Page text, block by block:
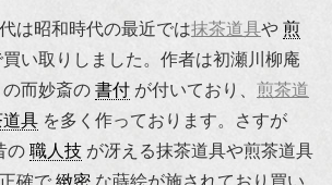
は昭和時代の最近では抹茶道具や 煎
い取りしました。作者は初瀬川柳庵
而妙斎の 書付 が付いており、 煎茶道
道具 を多く作っております。さすが
の 職人技 が冴える抹茶道具や煎茶道具
確で緻密 な蒔絵が施されており買い